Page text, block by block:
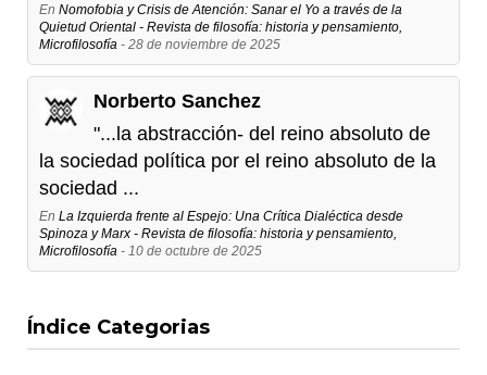
En Nomofobia y Crisis de Atención: Sanar el Yo a través de la
Quietud Oriental - Revista de filosofía: historia y pensamiento,
Microfilosofía - 28 de noviembre de 2025
Norberto Sanchez
"...la abstracción- del reino absoluto de
la sociedad política por el reino absoluto de la
sociedad ...
En La Izquierda frente al Espejo: Una Crítica Dialéctica desde
Spinoza y Marx - Revista de filosofía: historia y pensamiento,
Microfilosofía - 10 de octubre de 2025
Índice Categorias